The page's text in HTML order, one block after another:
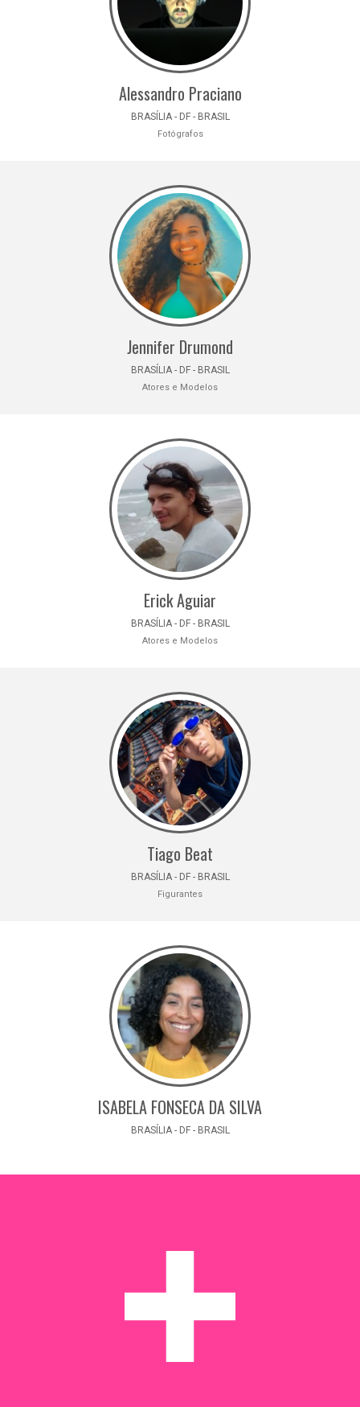
Alessandro Praciano
BRASÍLIA - DF - BRASIL
Fotógrafos
Jennifer Drumond
BRASÍLIA - DF - BRASIL
Atores e Modelos
Erick Aguiar
BRASÍLIA - DF - BRASIL
Atores e Modelos
Tiago Beat
BRASÍLIA - DF - BRASIL
Figurantes
ISABELA FONSECA DA SILVA
BRASÍLIA - DF - BRASIL